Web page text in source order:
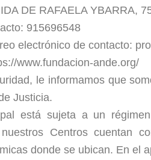
DE RAFAELA YBARRA,
915696548
electrónico de contacto:
www.fundacion-ande.org/
le informamos que
Justicia.
está sujeta a un
Centros cuentan
donde se ubican. En el